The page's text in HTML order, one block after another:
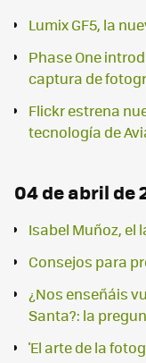
Lumix GF5, la
Phase One
captura de
Flickr estrena
tecnología de
04 de abril de
Isabel Muñoz, el
Consejos para
¿Nos enseñáis
Santa?: la
'El arte de la